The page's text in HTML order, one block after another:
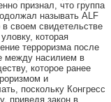
признал, что группа
называть ALF
в своем свидетельстве
которая
терроризма после
между насилием в
которое ранее
и
поскольку Конгресс
приведя закон в